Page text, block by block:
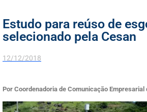
Estudo para reúso de
selecionado pela Cesan
12/12/2018
Por Coordenadoria de Comunicação Empresarial